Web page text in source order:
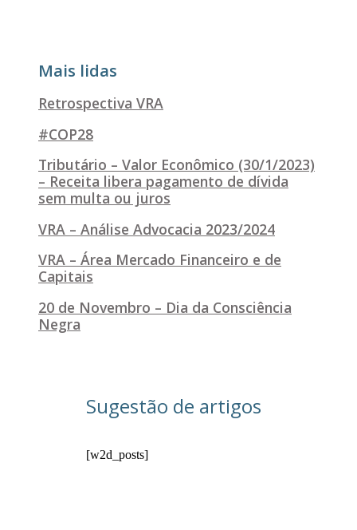
Mais lidas
Retrospectiva VRA
#COP28
Tributário – Valor Econômico (30/1/2023)
– Receita libera pagamento de dívida
sem multa ou juros
VRA – Análise Advocacia 2023/2024
VRA – Área Mercado Financeiro e de
Capitais
20 de Novembro – Dia da Consciência
Negra
Sugestão de artigos
[w2d_posts]